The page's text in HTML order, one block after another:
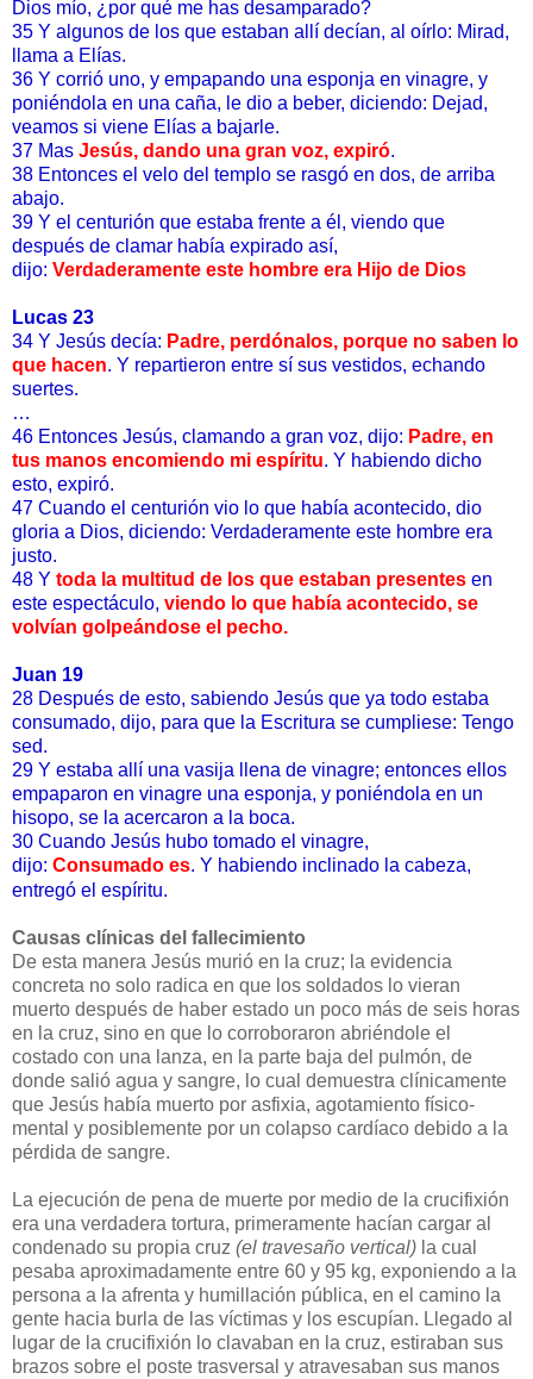
Dios mío, ¿por qué me has desamparado?
35 Y algunos de los que estaban allí decían, al oírlo: Mirad,
llama a Elías.
36 Y corrió uno, y empapando una esponja en vinagre, y
poniéndola en una caña, le dio a beber, diciendo: Dejad,
veamos si viene Elías a bajarle.
37 Mas Jesús, dando una gran voz, expiró.
38 Entonces el velo del templo se rasgó en dos, de arriba
abajo.
39 Y el centurión que estaba frente a él, viendo que
después de clamar había expirado así,
dijo: Verdaderamente este hombre era Hijo de Dios
Lucas 23
34 Y Jesús decía: Padre, perdónalos, porque no saben lo
que hacen. Y repartieron entre sí sus vestidos, echando
suertes.
…
46 Entonces Jesús, clamando a gran voz, dijo: Padre, en
tus manos encomiendo mi espíritu. Y habiendo dicho
esto, expiró.
47 Cuando el centurión vio lo que había acontecido, dio
gloria a Dios, diciendo: Verdaderamente este hombre era
justo.
48 Y toda la multitud de los que estaban presentes en
este espectáculo, viendo lo que había acontecido, se
volvían golpeándose el pecho.
Juan 19
28 Después de esto, sabiendo Jesús que ya todo estaba
consumado, dijo, para que la Escritura se cumpliese: Tengo
sed.
29 Y estaba allí una vasija llena de vinagre; entonces ellos
empaparon en vinagre una esponja, y poniéndola en un
hisopo, se la acercaron a la boca.
30 Cuando Jesús hubo tomado el vinagre,
dijo: Consumado es. Y habiendo inclinado la cabeza,
entregó el espíritu.
Causas clínicas del fallecimiento
De esta manera Jesús murió en la cruz; la evidencia
concreta no solo radica en que los soldados lo vieran
muerto después de haber estado un poco más de seis horas
en la cruz, sino en que lo corroboraron abriéndole el
costado con una lanza, en la parte baja del pulmón, de
donde salió agua y sangre, lo cual demuestra clínicamente
que Jesús había muerto por asfixia, agotamiento físico-
mental y posiblemente por un colapso cardíaco debido a la
pérdida de sangre.
La ejecución de pena de muerte por medio de la crucifixión
era una verdadera tortura, primeramente hacían cargar al
condenado su propia cruz (el travesaño vertical) la cual
pesaba aproximadamente entre 60 y 95 kg, exponiendo a la
persona a la afrenta y humillación pública, en el camino la
gente hacia burla de las víctimas y los escupían. Llegado al
lugar de la crucifixión lo clavaban en la cruz, estiraban sus
brazos sobre el poste trasversal y atravesaban sus manos